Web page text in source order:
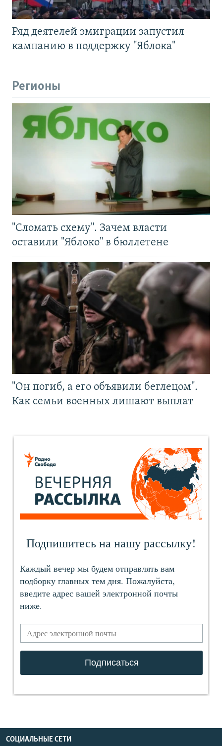
Ряд деятелей эмиграции запустил
кампанию в поддержку "Яблока"
Регионы
"Сломать схему". Зачем власти
оставили "Яблоко" в бюллетене
"Он погиб, а его объявили беглецом".
Как семьи военных лишают выплат
СОЦИАЛЬНЫЕ СЕТИ